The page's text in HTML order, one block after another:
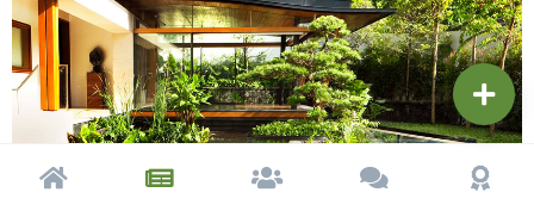
Trang chủ Tạp chí Cộng đồng Cố vấn Dấu